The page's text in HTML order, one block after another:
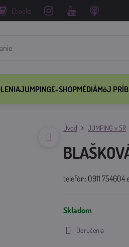
Ebooks
JUMPINGE-SHOPMÉDIÁMôJ
Úvod JUMPING v SR
telefón: 0911 754604
Skladom
Doručenia